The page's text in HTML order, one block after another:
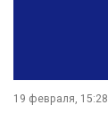
19 февраля, 15:28